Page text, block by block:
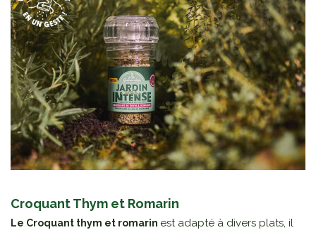
Croquant Thym et Romarin
Le Croquant thym et romarin est adapté à divers plats, il